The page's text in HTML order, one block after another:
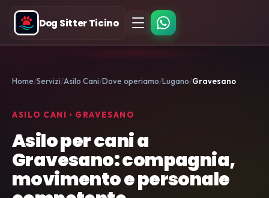
Dog Sitter Ticino
Home Servizi Asilo Cani Dove operiamo Lugano Gravesano
ASILO CANI • GRAVESANO
Asilo per cani a
Gravesano: compagnia,
movimento e personale